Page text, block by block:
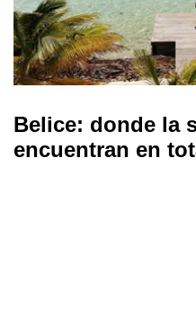
Belice: donde la
encuentran en